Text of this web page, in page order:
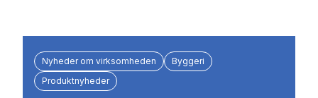
Nyheder om virksomheden
Byggeri
Produktnyheder